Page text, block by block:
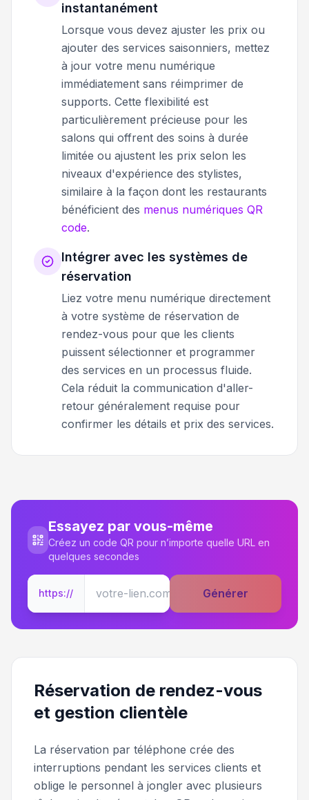
instantanément
Lorsque vous devez ajuster les prix ou
ajouter des services saisonniers, mettez
à jour votre menu numérique
immédiatement sans réimprimer de
supports. Cette flexibilité est
particulièrement précieuse pour les
salons qui offrent des soins à durée
limitée ou ajustent les prix selon les
niveaux d'expérience des stylistes,
similaire à la façon dont les restaurants
bénéficient des menus numériques QR
code.
Intégrer avec les systèmes de
réservation
Liez votre menu numérique directement
à votre système de réservation de
rendez-vous pour que les clients
puissent sélectionner et programmer
des services en un processus fluide.
Cela réduit la communication d'aller-
retour généralement requise pour
confirmer les détails et prix des services.
Essayez par vous-même
Créez un code QR pour n’importe quelle URL en
quelques secondes
https:// Générer
Réservation de rendez-vous
et gestion clientèle
La réservation par téléphone crée des
interruptions pendant les services clients et
oblige le personnel à jongler avec plusieurs